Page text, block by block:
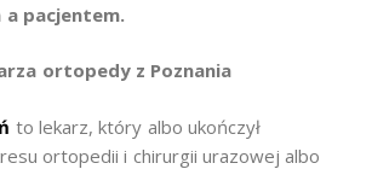
a pacjentem.
ortopedy z Poznania
to lekarz, który albo ukończył
ortopedii i chirurgii urazowej albo